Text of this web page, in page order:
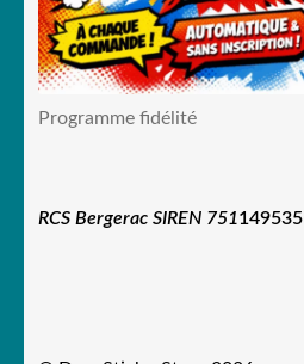
Programme fidélité
RCS Bergerac SIREN 751149535